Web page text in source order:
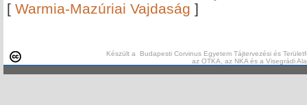
[ Warmia-Mazúriai Vajdaság ]
Készült a Budapesti Corvinus Egyetem Tájtervezési és
az OTKA, az NKA és a Visegrádi